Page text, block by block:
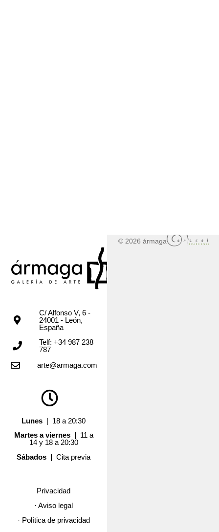
C/ Alfonso V, 6 -
24001 - León,
España
Telf: +34 987 238
787
arte@armaga.com
Lunes | 18 a 20:30
Martes a viernes | 11 a
14 y 18 a 20:30
Sábados |Cita previa
Privacidad
· Aviso legal
· Política de privacidad
© 2026 ármaga